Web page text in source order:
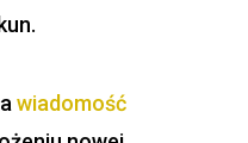
wiadomość